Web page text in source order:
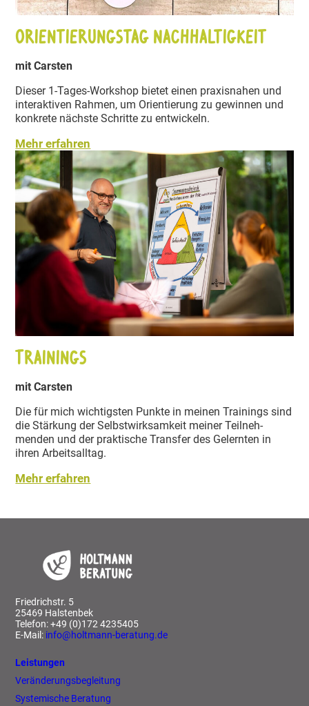
Orien­tie­rungstag Nachhal­tigkeit
mit Carsten
Dieser 1-Tages-Workshop bietet einen praxis­nahen und
inter­ak­tiven Rahmen, um Orien­tierung zu gewinnen und
konkrete nächste Schritte zu entwi­ckeln.
Mehr erfahren
Trainings
mit Carsten
Die für mich wichtigsten Punkte in meinen Trainings sind
die Stärkung der Selbst­wirk­samkeit meiner Teilneh­
menden und der praktische Transfer des Gelernten in
ihren Arbeits­alltag.
Mehr erfahren
Fried­richstr. 5
25469 Halstenbek
Telefon: +49 (0)172 4235405
E-Mail: info@​holtmann-​beratung.​de
Leistungen
Veränderungsbegleitung
Systemische Beratung